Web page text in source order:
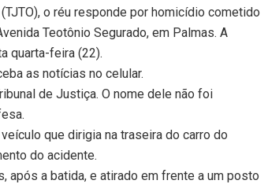
o réu responde por homicídio cometido
Teotônio Segurado, em Palmas. A
quarta-feira (22).
as notícias no celular.
de Justiça. O nome dele não foi
que dirigia na traseira do carro do
do acidente.
após a batida, e atirado em frente a um posto